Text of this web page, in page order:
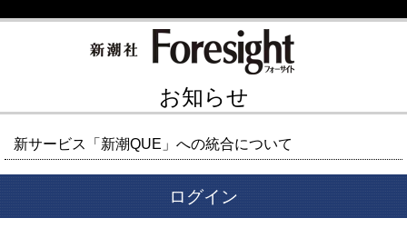
お知らせ
新サービス「新潮QUE」への統合について
ログイン